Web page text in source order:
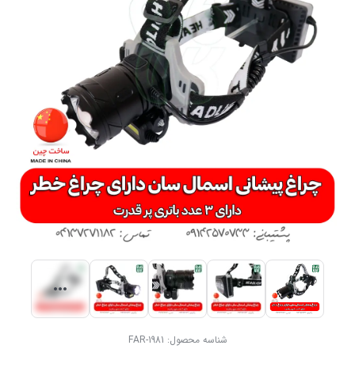
شناسه محصول: FAR-1981